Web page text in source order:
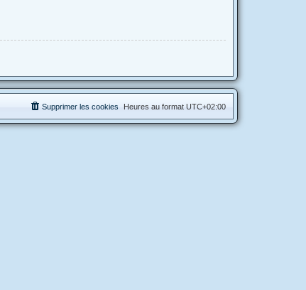
Heures au format UTC+02:00
Supprimer les cookies